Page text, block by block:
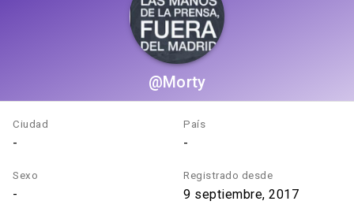
@Morty
Ciudad
-
País
-
Sexo
-
Registrado desde
9 septiembre, 2017